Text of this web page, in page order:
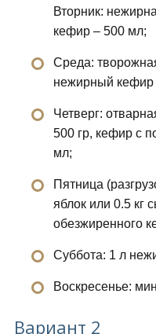
Вторник:
кефир – 500 мл;
Среда:
нежирный кефир
Четверг:
500 гр, кефир с
мл;
Пятница
яблок или 0.5 кг
обезжиренного
Суббота: 1 л
Воскресенье:
Вариант 2